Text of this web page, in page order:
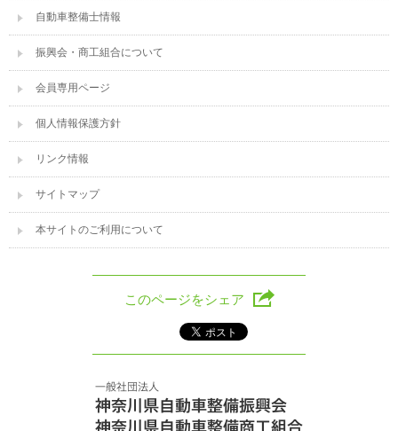
自動車整備士情報
振興会・商工組合について
会員専用ページ
個人情報保護方針
リンク情報
サイトマップ
本サイトのご利用について
このページをシェア